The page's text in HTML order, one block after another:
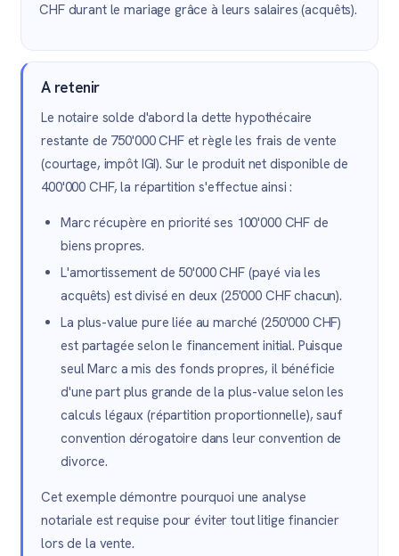
CHF durant le mariage grâce à leurs salaires (acquêts).
A retenir
Le notaire solde d'abord la dette hypothécaire
restante de 750'000 CHF et règle les frais de vente
(courtage, impôt IGI). Sur le produit net disponible de
400'000 CHF, la répartition s'effectue ainsi :
Marc récupère en priorité ses 100'000 CHF de
biens propres.
L'amortissement de 50'000 CHF (payé via les
acquêts) est divisé en deux (25'000 CHF chacun).
La plus-value pure liée au marché (250'000 CHF)
est partagée selon le financement initial. Puisque
seul Marc a mis des fonds propres, il bénéficie
d'une part plus grande de la plus-value selon les
calculs légaux (répartition proportionnelle), sauf
convention dérogatoire dans leur convention de
divorce.
Cet exemple démontre pourquoi une analyse
notariale est requise pour éviter tout litige financier
lors de la vente.